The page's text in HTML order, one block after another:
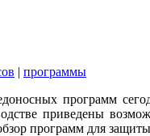
| программы
программ
приведены
программ для